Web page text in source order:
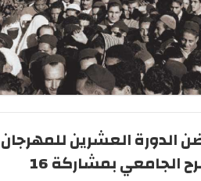
الدورة العشرين للمهرجان
الدولي للمسـرح الجامعي بمشاركة 16